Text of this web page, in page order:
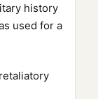
history
used for a